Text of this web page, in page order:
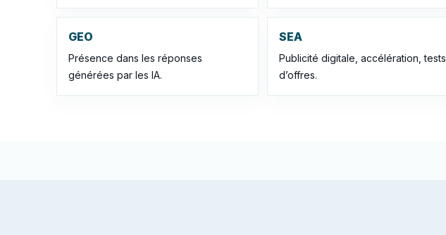
GEO
Présence dans les réponses
générées par les IA.
SEA
Publicité digitale, accélération, tests
d’offres.